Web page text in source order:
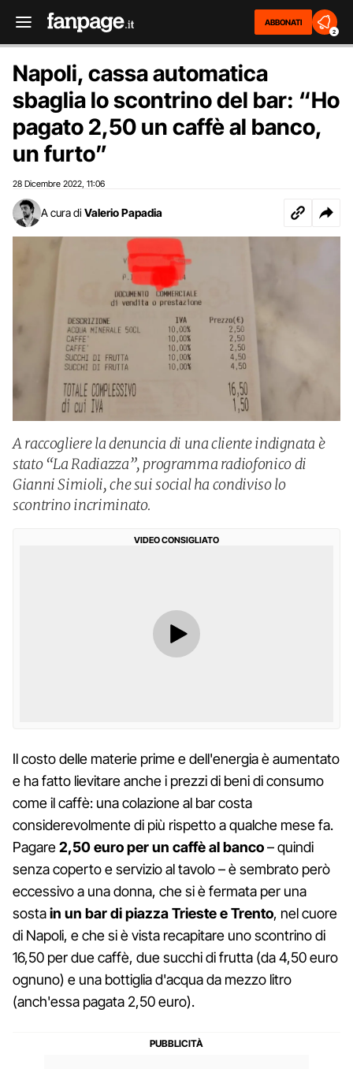
ABBONATI
2
Napoli, cassa automatica
sbaglia lo scontrino del bar: “Ho
pagato 2,50 un caffè al banco,
un furto”
28 Dicembre 2022 11:06
A cura di Valerio Papadia
A raccogliere la denuncia di una cliente indignata è
stato “La Radiazza”, programma radiofonico di
Gianni Simioli, che sui social ha condiviso lo
scontrino incriminato.
VIDEO CONSIGLIATO
Il costo delle materie prime e dell'energia è aumentato
e ha fatto lievitare anche i prezzi di beni di consumo
come il caffè: una colazione al bar costa
considerevolmente di più rispetto a qualche mese fa.
Pagare2,50 euro per un caffè al banco– quindi
senza coperto e servizio al tavolo – è sembrato però
eccessivo a una donna, che si è fermata per una
sostain un bar di piazza Trieste e Trento, nel cuore
di Napoli, e che si è vista recapitare uno scontrino di
16,50 per due caffè, due succhi di frutta (da 4,50 euro
ognuno) e una bottiglia d'acqua da mezzo litro
(anch'essa pagata 2,50 euro).